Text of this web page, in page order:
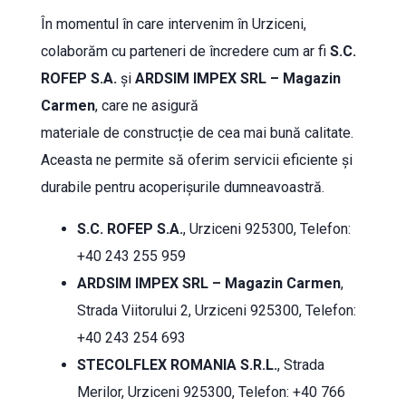
În momentul în care intervenim în Urziceni,
colaborăm cu parteneri de încredere cum ar fi S.C.
ROFEP S.A.și ARDSIM IMPEX SRL – Magazin
Carmen, care ne asigură
materiale de construcție de cea mai bună calitate.
Aceasta ne permite să oferim servicii eficiente și
durabile pentru acoperișurile dumneavoastră.
S.C. ROFEP S.A., Urziceni 925300, Telefon:
+40 243 255 959
ARDSIM IMPEX SRL – Magazin Carmen,
Strada Viitorului 2, Urziceni 925300, Telefon:
+40 243 254 693
STECOLFLEX ROMANIA S.R.L., Strada
Merilor, Urziceni 925300, Telefon: +40 766